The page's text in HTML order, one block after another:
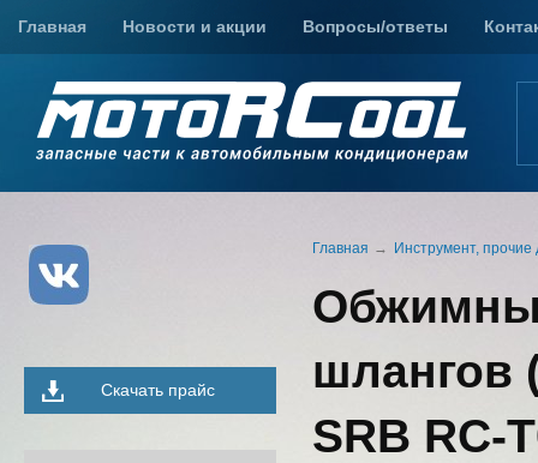
Главная Новости и акции Вопросы/ответы
Главная Инструмент, прочие
шлангов
SRB RC-
Скачать прайс